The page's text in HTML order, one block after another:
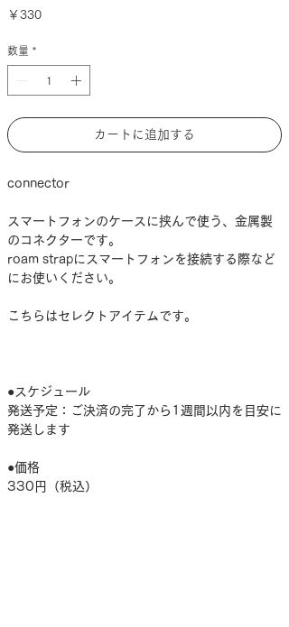
￥330価
数量 *
カートに追加する
connector
スマートフォンのケースに挟んで使う、金属製
のコネクターです。
roam strapにスマートフォンを接続する際など
にお使いください。
こちらはセレクトアイテムです。
●スケジュール
発送予定：ご決済の完了から1週間以内を目安に
発送します
●価格
330円（税込）